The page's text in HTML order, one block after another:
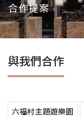
合作提案
與我們合作
六福村主題遊樂園